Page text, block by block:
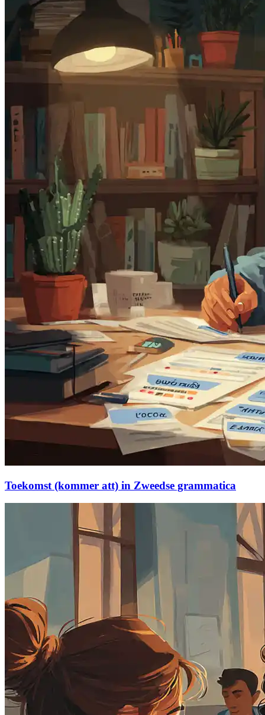
Toekomst (kommer att) in Zweedse grammatica